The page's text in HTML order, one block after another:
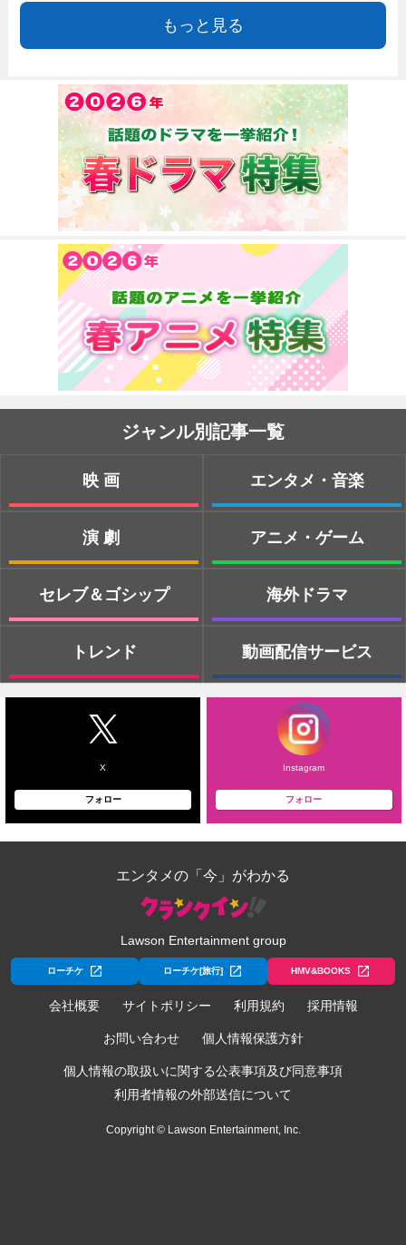
もっと見る
ジャンル別記事一覧
映画
演劇
セレブ＆ゴシップ
トレンド
エンタメ・音楽
アニメ・ゲーム
海外ドラマ
動画配信サービス
X
フォロー
Instagram
フォロー
エンタメの「今」がわかる
Lawson Entertainment group
ローチケ ローチケ[旅行] HMV&BOOKS
会社概要 サイトポリシー 利用規約 採用情報
お問い合わせ 個人情報保護方針
個人情報の取扱いに関する公表事項及び同意事項
利用者情報の外部送信について
Copyright © Lawson Entertainment, Inc.